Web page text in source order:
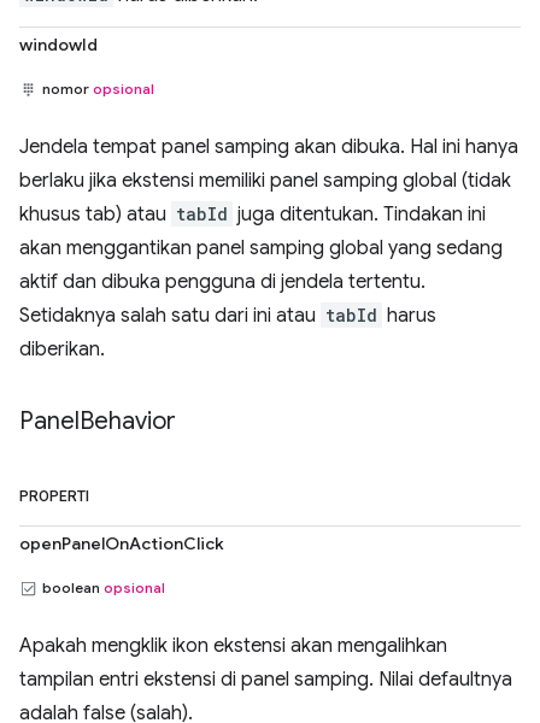
windowId
nomor opsional
Jendela tempat panel samping akan dibuka. Hal ini hanya
berlaku jika ekstensi memiliki panel samping global (tidak
khusus tab) atau tabId juga ditentukan. Tindakan ini
akan menggantikan panel samping global yang sedang
aktif dan dibuka pengguna di jendela tertentu.
Setidaknya salah satu dari ini atau tabId harus
diberikan.
PanelBehavior
PROPERTI
openPanelOnActionClick
boolean opsional
Apakah mengklik ikon ekstensi akan mengalihkan
tampilan entri ekstensi di panel samping. Nilai defaultnya
adalah false (salah).